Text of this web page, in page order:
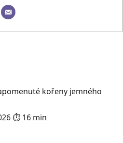
kořeny jemného
⏱ 16 min